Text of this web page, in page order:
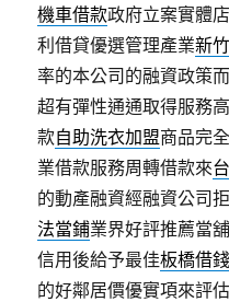
機車借款政府立案實體
利借貸優選管理產業新
率的本公司的融資政策
超有彈性通通取得服務
款自助洗衣加盟商品完
業借款服務周轉借款來
的動產融資經融資公司
法當鋪業界好評推薦當
信用後給予最佳板橋借
的好鄰居價優實項來評